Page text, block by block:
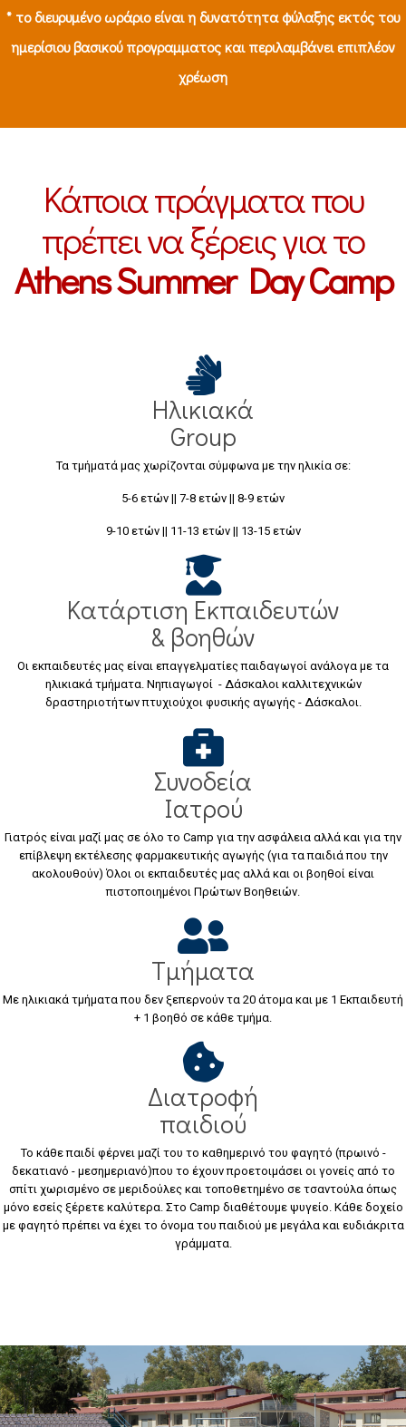
* το διευρυμένο ωράριο είναι η δυνατότητα φύλαξης εκτός του
ημερίσιου βασικού προγραμματος και περιλαμβάνει επιπλέον
χρέωση
Κάποια πράγματα που
πρέπει να ξέρεις για το
Athens Summer Day Camp
Ηλικιακά
Group
Τα τμήματά μας χωρίζονται σύμφωνα με την ηλικία σε:
5-6 ετών || 7-8 ετών || 8-9 ετών
9-10 ετών || 11-13 ετών || 13-15 ετών
Κατάρτιση Εκπαιδευτών
& βοηθών
Οι εκπαιδευτές μας είναι επαγγελματίες παιδαγωγοί ανάλογα με τα
ηλικιακά τμήματα. Νηπιαγωγοί - Δάσκαλοι καλλιτεχνικών
δραστηριοτήτων πτυχιούχοι φυσικής αγωγής - Δάσκαλοι.
Συνοδεία
Ιατρού
Γιατρός είναι μαζί μας σε όλο το Camp για την ασφάλεια αλλά και για την
επίβλεψη εκτέλεσης φαρμακευτικής αγωγής (για τα παιδιά που την
ακολουθούν) Όλοι οι εκπαιδευτές μας αλλά και οι βοηθοί είναι
πιστοποιημένοι Πρώτων Βοηθειών.
Τμήματα
Με ηλικιακά τμήματα που δεν ξεπερνούν τα 20 άτομα και με 1 Εκπαιδευτή
+ 1 βοηθό σε κάθε τμήμα.
Διατροφή
παιδιού
Το κάθε παιδί φέρνει μαζί του το καθημερινό του φαγητό (πρωινό -
δεκατιανό - μεσημεριανό)που το έχουν προετοιμάσει οι γονείς από το
σπίτι χωρισμένο σε μεριδούλες και τοποθετημένο σε τσαντούλα όπως
μόνο εσείς ξέρετε καλύτερα. Στο Camp διαθέτουμε ψυγείο. Κάθε δοχείο
με φαγητό πρέπει να έχει το όνομα του παιδιού με μεγάλα και ευδιάκριτα
γράμματα.